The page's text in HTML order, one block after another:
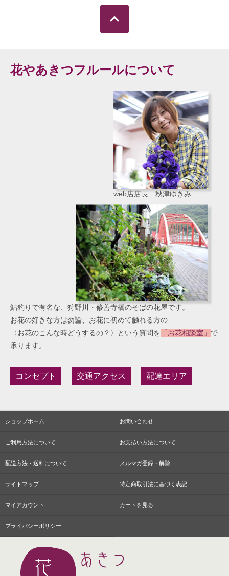
花やあきつフルールについて
web店店長 秋津ゆきみ
鮎釣りで有名な、狩野川・修善寺橋のそばの花屋です。
お花の好きな方は勿論、お花に初めて触れる方の
〈お花のこんな時どうするの？〉という質問を 「お花相談室」 で
承ります。
コンセプト 交通アクセス 配達エリア
ショップホーム お問い合わせ
ご利用方法について お支払い方法について
配送方法・送料について メルマガ登録・解除
サイトマップ 特定商取引法に基づく表記
マイアカウント カートを見る
プライバシーポリシー